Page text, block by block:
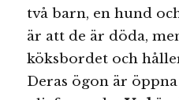
två barn, en hund
är att de är döda,
köksbordet och
Deras ögon är